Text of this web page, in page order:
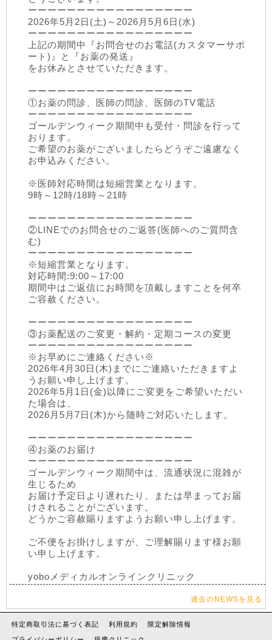
ーーーーーーーーーーーーーーーーー
2026年5月2日(土)～2026月5月6日(水)
ーーーーーーーーーーーーーーーーー
上記の期間中『お問合せのお電話(カスタマーサポ
ート)』と『お薬の発送』
をお休みとさせていただきます。
ーーーーーーーーーーーーーーーーー
①お薬の問診、医師の問診、医師のTV電話
ーーーーーーーーーーーーーーーーー
ゴールデンウィーク期間中も受付・問診を行って
おります。
ご希望のお薬がございましたらどうぞご遠慮なく
お申込みください。
※医師対応時間は短縮営業となります。
9時～12時/18時～21時
ーーーーーーーーーーーーーーーーー
②LINEでのお問合せのご返答(医師へのご質問含
む)
ーーーーーーーーーーーーーーーーー
※短縮営業となります。
対応時間:9:00～17:00
期間中はご返信にお時間を頂戴しますことを何卒
ご容赦ください。
ーーーーーーーーーーーーーーーーー
③お薬配送のご変更・解約・定期コースの変更
ーーーーーーーーーーーーーーーーー
※お早めにご連絡ください※
2026年4月30日(木)までにご連絡いただきますよ
うお願い申し上げます。
2026年5月1日(金)以降にご変更をご希望いただい
た場合は、
2026月5月7日(木)から随時ご対応いたします。
ーーーーーーーーーーーーーーーーー
④お薬のお届け
ーーーーーーーーーーーーーーーーー
ゴールデンウィーク期間中は、流通状況に混雑が
生じるため
お届け予定日より遅れたり、または早まってお届
けされることがございます。
どうかご容赦賜りますようお願い申し上げます。
ご不便をお掛けしますが、ご理解賜ります様お願
い申し上げます。
yoboメディカルオンラインクリニック
過去のNEWSを見る
特定商取引法に基づく表記 利用規約 限定解除情報